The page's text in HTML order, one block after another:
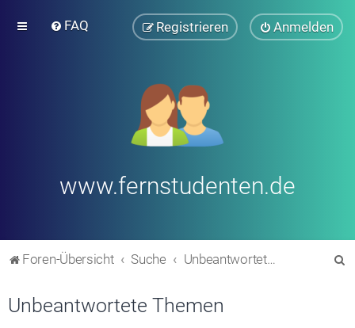
FAQ Anmelden
Registrieren
www.fernstudenten.de
Foren-Übersicht Suche Unbeantwortete Themen
Unbeantwortete Themen